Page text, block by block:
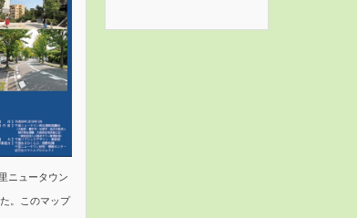
ニュータウン
。このマップ